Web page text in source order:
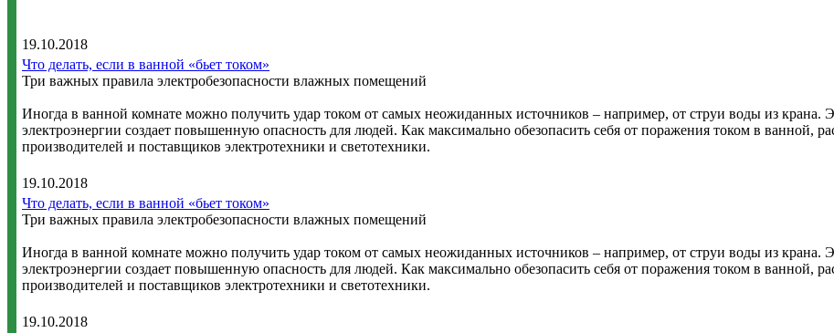
19.10.2018
Что делать, если в ванной «бьет током»
Три важных правила электробезопасности влажных помещений
Иногда в ванной комнате можно получить удар током от самых неожиданных источников – например, от струи воды из
электроэнергии создает повышенную опасность для людей. Как максимально обезопасить себя от поражения током в ванной,
производителей и поставщиков электротехники и светотехники.
19.10.2018
Что делать, если в ванной «бьет током»
Три важных правила электробезопасности влажных помещений
Иногда в ванной комнате можно получить удар током от самых неожиданных источников – например, от струи воды из
электроэнергии создает повышенную опасность для людей. Как максимально обезопасить себя от поражения током в ванной,
производителей и поставщиков электротехники и светотехники.
19.10.2018